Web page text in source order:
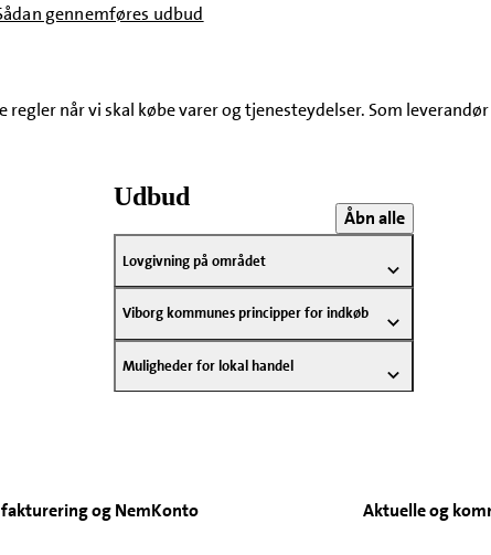
gennemføres udbud
når vi skal købe varer og tjenesteydelser. Som
Udbud
Åbn alle
Lovgivning på området
Viborg kommunes principper for indkøb
Muligheder for lokal handel
og NemKonto Aktuelle og